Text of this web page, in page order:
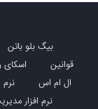
بیگ بلو باتن
قوانین
اسکای
ال ام اس
نرم
نرم افزار